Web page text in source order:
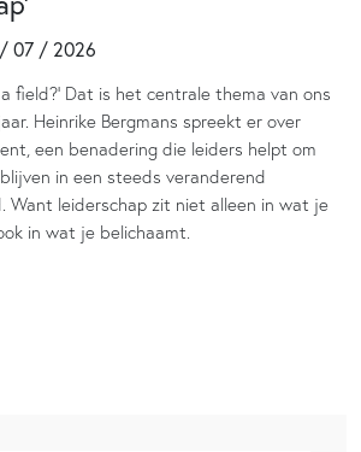
07 / 2026
field?’ Dat is het centrale thema van ons
Heinrike Bergmans spreekt er over
een benadering die leiders helpt om
in een steeds veranderend
Want leiderschap zit niet alleen in wat je
in wat je belichaamt.